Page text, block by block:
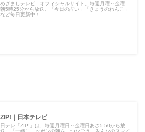
めざましテレビ - オフィシャルサイト。毎週月曜～金曜
朝5時25分から放送。「今日の占い」「きょうのわんこ」
など毎日更新中！
ZIP!｜日本テレビ
日テレ「ZIP!」は、毎週月曜日～金曜日あさ5:50から放